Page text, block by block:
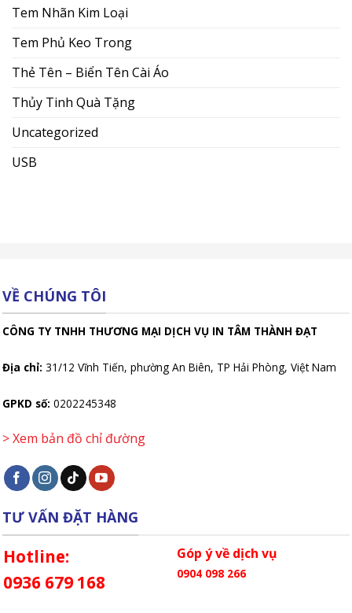
Tem Nhãn Kim Loại
Tem Phủ Keo Trong
Thẻ Tên – Biển Tên Cài Áo
Thủy Tinh Quà Tặng
Uncategorized
USB
VỀ CHÚNG TÔI
CÔNG TY TNHH THƯƠNG MẠI DỊCH VỤ IN TÂM THÀNH ĐẠT
Địa chỉ: 31/12 Vĩnh Tiến, phường An Biên, TP Hải Phòng, Việt Nam
GPKD số: 0202245348
> Xem bản đồ chỉ đường
TƯ VẤN ĐẶT HÀNG
Hotline:
0936 679 168
Góp ý về dịch vụ
0904 098 266